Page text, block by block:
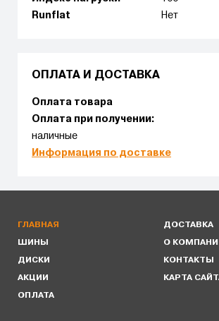
Runflat
Нет
ОПЛАТА И ДОСТАВКА
Оплата товара
Оплата при получении:
наличные
Информация по доставке
ГЛАВНАЯ
ШИНЫ
ДИСКИ
АКЦИИ
ОПЛАТА
ДОСТАВКА
О
КОНТАКТЫ
КАРТА